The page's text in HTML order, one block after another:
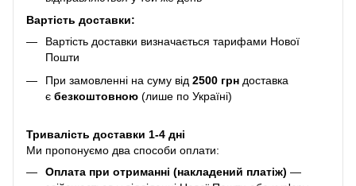
Вартість доставки:
Вартість доставки визначається тарифами Нової
Пошти
При замовленні на суму від 2500 грн доставка
є безкоштовною (лише по Україні)
Тривалість доставки 1-4 дні
Ми пропонуємо два способи оплати:
Оплата при отриманні (накладений платіж) —